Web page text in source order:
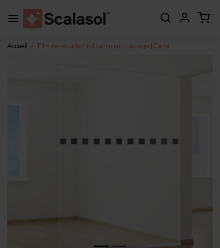
Accueil Film de sécurité | Indication anti-passage | Carré